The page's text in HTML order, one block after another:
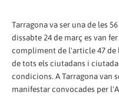
Tarragona va ser una de les
dissabte 24 de març es van
compliment de l'article 47 de
de tots els ciutadans i
condicions. A Tarragona van
manifestar convocades per